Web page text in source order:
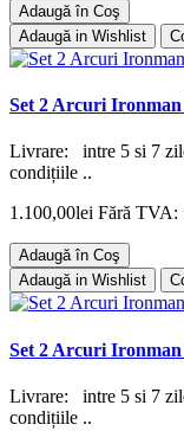
Adaugă în Coş
Adaugă in Wishlist
Set 2 Arcuri
Livrare: intre 5 si 7
condițiile ..
1.100,00lei Fără TVA:
Adaugă în Coş
Adaugă in Wishlist
Set 2 Arcuri
Livrare: intre 5 si 7
condițiile ..